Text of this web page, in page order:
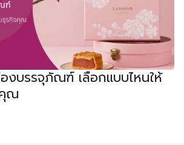
งบรรจุภัณฑ์ เลือกแบบไหนให้
ณ